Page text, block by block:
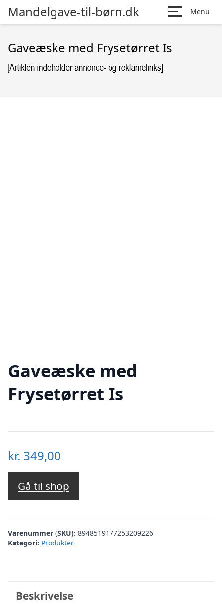
Mandelgave-til-børn.dk Menu
Gaveæske med Frysetørret Is
Gaveæske med
Frysetørret Is
kr. 349,00
Gå til shop
Varenummer (SKU): 8948519177253209226
Kategori: Produkter
Beskrivelse